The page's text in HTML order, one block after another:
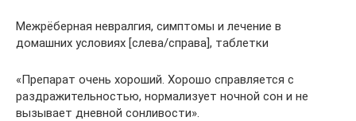
Межрёберная невралгия, симптомы и лечение в
домашних условиях [слева/справа], таблетки
«Препарат очень хороший. Хорошо справляется с
раздражительностью, нормализует ночной сон и не
вызывает дневной сонливости».